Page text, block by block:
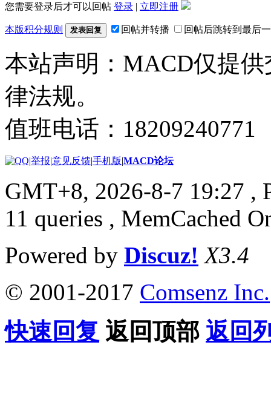
您需要登录后才可以回帖 登录 | 立即注册
本版积分规则 发表回复 回帖并转播 回帖后跳转到最后
本站声明：MACD仅提
律法规。
值班电话：
|举报|意见反馈|手机版|MACD论坛
GMT+8, 2026-8-7 19:27 ,
11 queries , MemCached
Powered by Discuz! X3.4
© 2001-2017 Comsenz Inc.
快速回复 返回顶部 返回